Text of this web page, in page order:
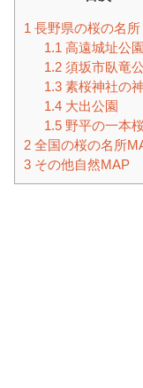
1 長野県の桜の名所
1.1 高遠城址公園
1.2須坂市臥竜
1.3素桜神社の
1.4大出公園
1.5野平の一本
2 全国の桜の名所
3 その他自然MAP